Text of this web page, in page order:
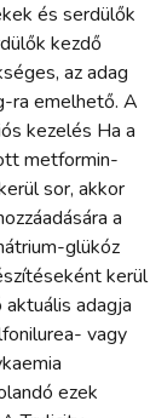
és serdülők
kezdő
az adag
ra emelhető. A
kezelés Ha a
metformin-
sor, akkor
a
glükóz
kerül
adagja
vagy
ezek